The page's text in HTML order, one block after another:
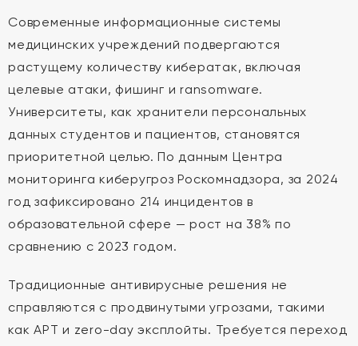
Современные информационные системы
медицинских учреждений подвергаются
растущему количеству кибератак, включая
целевые атаки, фишинг и ransomware.
Университеты, как хранители персональных
данных студентов и пациентов, становятся
приоритетной целью. По данным Центра
мониторинга киберугроз Роскомнадзора, за 2024
год зафиксировано 214 инцидентов в
образовательной сфере — рост на 38% по
сравнению с 2023 годом.
Традиционные антивирусные решения не
справляются с продвинутыми угрозами, такими
как APT и zero-day эксплойты. Требуется переход